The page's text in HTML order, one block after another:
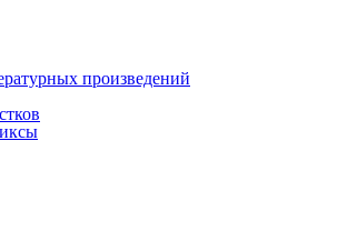
произведений